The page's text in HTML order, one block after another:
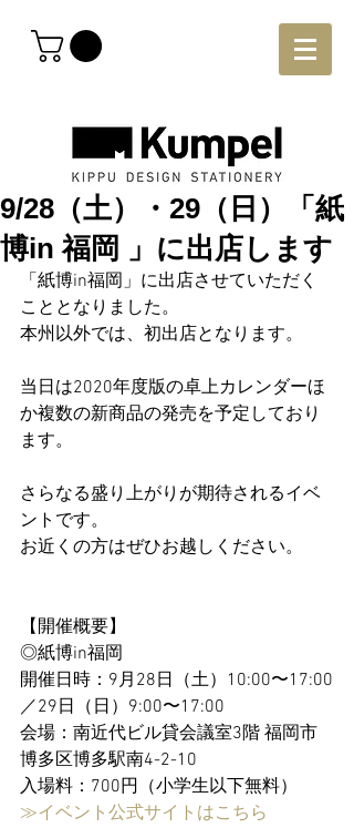
9/28（土）・29（日）「紙
博in 福岡 」に出店します
「紙博in福岡」に出店させていただく
こととなりました。
本州以外では、初出店となります。
当日は2020年度版の卓上カレンダーほ
か複数の新商品の発売を予定しており
ます。
さらなる盛り上がりが期待されるイベ
ントです。
お近くの方はぜひお越しください。
【開催概要】
◎紙博in福岡
開催日時：9月28日（土）10:00〜17:00
／29日（日）9:00〜17:00
会場：南近代ビル貸会議室3階 福岡市
博多区博多駅南4-2-10
入場料：700円（小学生以下無料）
≫イベント公式サイトはこちら